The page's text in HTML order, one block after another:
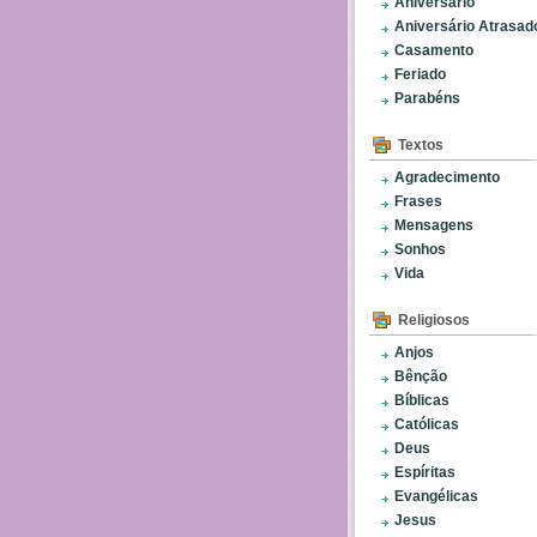
Aniversário
Casamento
Feriado
Parabéns
Textos
Agradecimento
Frases
Mensagens
Sonhos
Vida
Religiosos
Anjos
Bênção
Bíblicas
Católicas
Deus
Espíritas
Evangélicas
Jesus